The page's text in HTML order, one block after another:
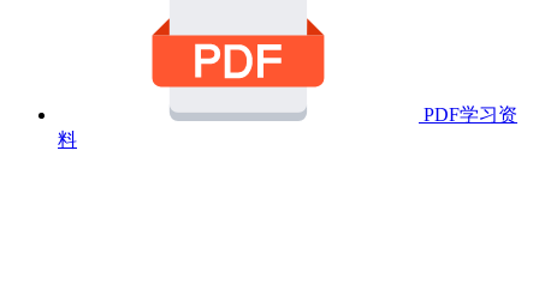
PDF学习资
料